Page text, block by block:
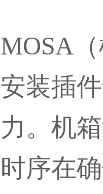
MOSA
安装插
力。机
时序在